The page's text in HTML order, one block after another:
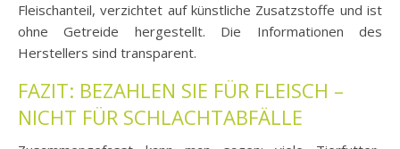
Fleischanteil, verzichtet auf künstliche Zusatzstoffe und ist
ohne Getreide hergestellt. Die Informationen des
Herstellers sind transparent.
FAZIT: BEZAHLEN SIE FÜR FLEISCH –
NICHT FÜR SCHLACHTABFÄLLE